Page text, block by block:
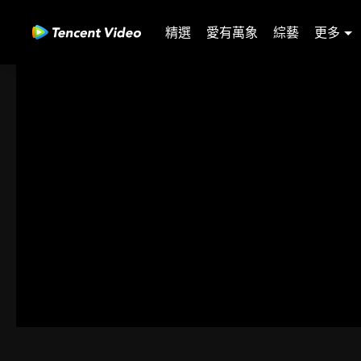
精選 愛有萬象 綜藝 更多